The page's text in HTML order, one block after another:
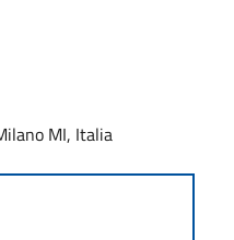
MI, Italia